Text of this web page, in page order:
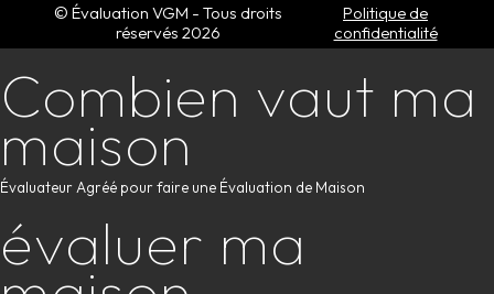
© Évaluation VGM - Tous droits
réservés 2026
Politique de
confidentialité
Combien vaut ma
maison
Évaluateur Agréé pour faire une Évaluation de Maison
évaluer ma